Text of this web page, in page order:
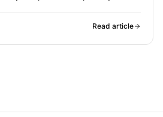
Read article